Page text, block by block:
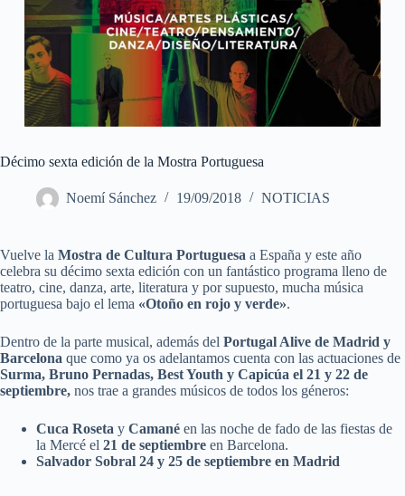
Décimo sexta edición de la Mostra Portuguesa
Noemí Sánchez 19/09/2018 NOTICIAS
Vuelve la Mostra de Cultura Portuguesa a España y este año
celebra su décimo sexta edición con un fantástico programa lleno de
teatro, cine, danza, arte, literatura y por supuesto, mucha música
portuguesa bajo el lema «Otoño en rojo y verde».
Dentro de la parte musical, además del Portugal Alive de Madrid y
Barcelona que como ya os adelantamos cuenta con las actuaciones de
Surma, Bruno Pernadas, Best Youth y Capicúa el 21 y 22 de
septiembre, nos trae a grandes músicos de todos los géneros:
Cuca Roseta y Camané en las noche de fado de las fiestas de
la Mercé el 21 de septiembre en Barcelona.
Salvador Sobral 24 y 25 de septiembre en Madrid